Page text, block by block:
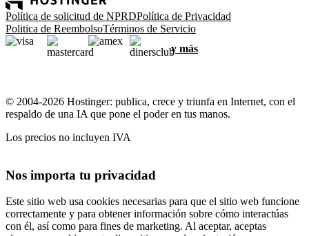
Política de solicitud de NPRDPolítica de Privacidad
Politica de ReembolsoTérminos de Servicio
y más
© 2004-2026 Hostinger: publica, crece y triunfa en Internet, con el
respaldo de una IA que pone el poder en tus manos.
Los precios no incluyen IVA
Nos importa tu privacidad
Este sitio web usa cookies necesarias para que el sitio web funcione
correctamente y para obtener información sobre cómo interactúas
con él, así como para fines de marketing. Al aceptar, aceptas